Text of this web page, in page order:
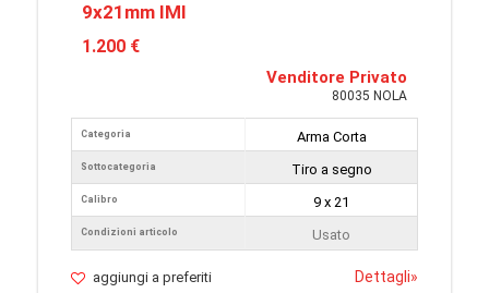
9x21mm IMI
1.200 €
Venditore Privato
80035 NOLA
Categoria
Sottocategoria
Calibro
Condizioni articolo
Arma Corta
Tiro a segno
9 x 21
Usato
aggiungi a preferiti Dettagli»